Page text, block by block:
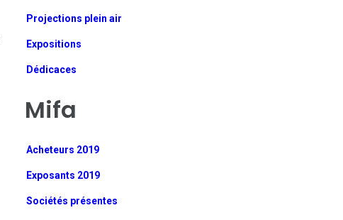
Projections plein air
Expositions
Dédicaces
Mifa
Acheteurs 2019
Exposants 2019
Sociétés présentes